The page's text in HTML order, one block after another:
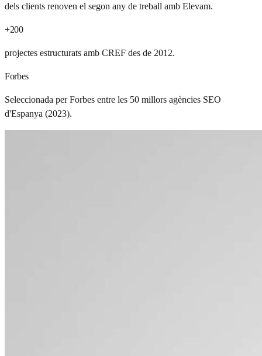
dels clients renoven el segon any de treball amb Elevam.
+200
projectes estructurats amb CREF des de 2012.
Forbes
Seleccionada per Forbes entre les 50 millors agències SEO
d'Espanya (2023).